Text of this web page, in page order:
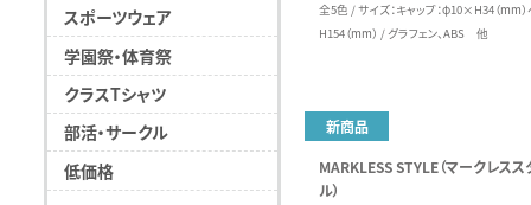
スポーツウェア
学園祭・体育祭
クラスTシャツ
部活・サークル
低価格
全5色 / サイズ：キャップ：φ10×H34（mm）
H154（mm） / グラフェン、ABS 他
新商品
MARKLESS STYLE（マークレスス
ル）